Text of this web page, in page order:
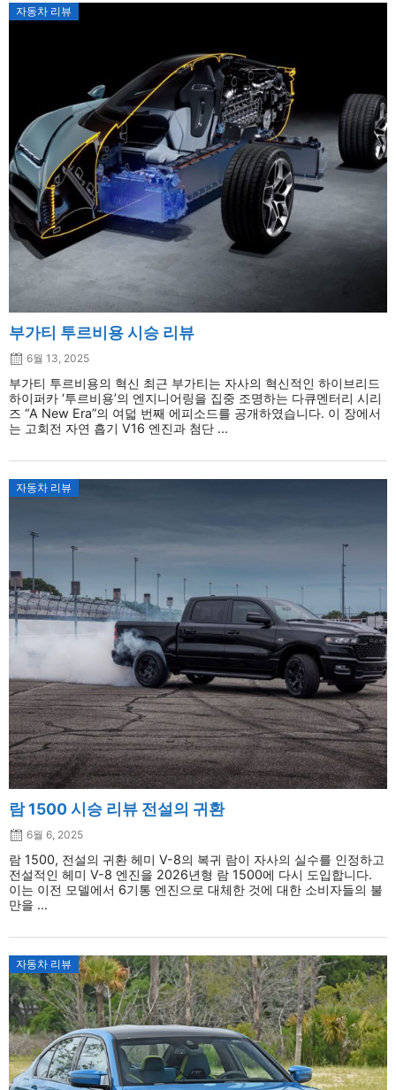
자동차 리뷰
부가티 투르비용 시승 리뷰
6월 13, 2025
부가티 투르비용의 혁신 최근 부가티는 자사의 혁신적인 하이브리드
하이퍼카 ‘투르비용’의 엔지니어링을 집중 조명하는 다큐멘터리 시리
즈 “A New Era”의 여덟 번째 에피소드를 공개하였습니다. 이 장에서
는 고회전 자연 흡기 V16 엔진과 첨단 ...
자동차 리뷰
람 1500 시승 리뷰 전설의 귀환
6월 6, 2025
람 1500, 전설의 귀환 헤미 V-8의 복귀 람이 자사의 실수를 인정하고
전설적인 헤미 V-8 엔진을 2026년형 람 1500에 다시 도입합니다.
이는 이전 모델에서 6기통 엔진으로 대체한 것에 대한 소비자들의 불
만을 ...
자동차 리뷰